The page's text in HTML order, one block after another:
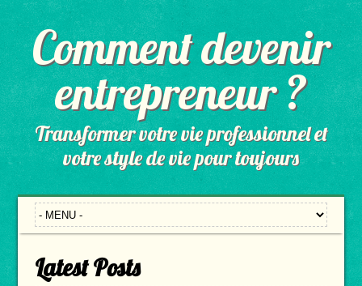
Comment devenir
entrepreneur ?
Transformer votre vie professionnel et
votre style de vie pour toujours
Latest Posts